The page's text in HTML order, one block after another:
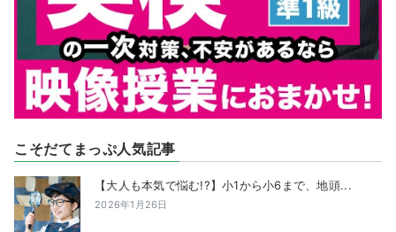
こそだてまっぷ人気記事
【大人も本気で悩む!?】小1から小6まで、地頭...
2026年1月26日